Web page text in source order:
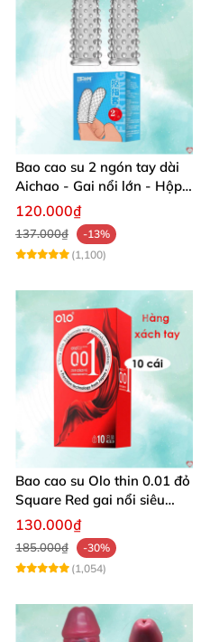
Bao cao su 2 ngón tay dài
Aichao - Gai nổi lớn - Hộp
2 cái
120.000₫
137.000₫
-13%
(1,100)
Bao cao su Olo thin 0.01 đỏ
Square Red gai nổi siêu
mỏng hộp 10c
130.000₫
185.000₫
-30%
(1,054)